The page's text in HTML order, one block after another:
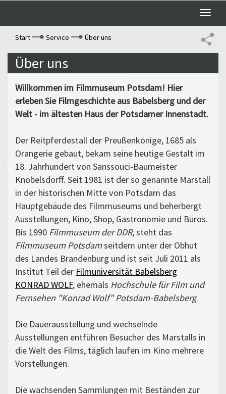
Toggle
Start
Service Über uns
Über uns
Willkommen im Filmmuseum Potsdam! Hier
erleben Sie Filmgeschichte aus Babelsberg und der
Welt - im ältesten Haus der Potsdamer Innenstadt.
Der Reitpferdestall der Preußenkönige, 1685 als
Orangerie gebaut, bekam seine heutige Gestalt im
18. Jahrhundert von Sanssouci-Baumeister
Knobelsdorff. Seit 1981 ist der so genannte Marstall
in der historischen Mitte von Potsdam das
Hauptgebäude des Filmmuseums und beherbergt
Ausstellungen, Kino, Shop, Gastronomie und Büros.
Bis 1990 Filmmuseum der DDR, steht das
Filmmuseum Potsdamseitdem unter der Obhut
des Landes Brandenburg und ist seit Juli 2011 als
Institut Teil der Filmuniversität Babelsberg
KONRAD WOLF, ehemals Hochschule für Film und
Fernsehen "Konrad Wolf" Potsdam-Babelsberg.
Die Dauerausstellung und wechselnde
Ausstellungen entführen Besucher des Marstalls in
die Welt des Films, täglich laufen im Kino mehrere
Vorstellungen.
Die wachsenden Sammlungen mit Beständen zur